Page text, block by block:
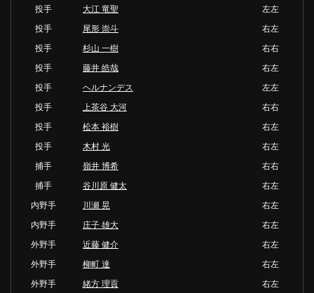
投手 大江 竜聖
左左
投手
尾形 崇斗
右左
投手
杉山 一樹
右右
投手
藤井 皓哉
右左
投手
ヘルナンデス
左左
投手
上茶谷 大河
右右
投手
松本 裕樹
右左
投手
木村 光
右左
捕手
嶺井 博希
右右
捕手
谷川原 健太
右左
内野手
川瀬 晃
右左
内野手
庄子 雄大
右左
外野手
近藤 健介
右左
外野手
柳町 達
右左
外野手
緒方 理貢
右左